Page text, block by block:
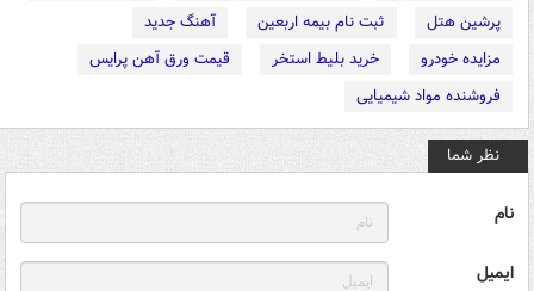
پرشین هتل
ثبت نام بیمه اربعین
آهنگ جدید
مزایده خودرو
خرید بلیط استخر
قیمت ورق آهن پرایس
فروشنده مواد شیمیایی
نظر شما
نام
ایمیل